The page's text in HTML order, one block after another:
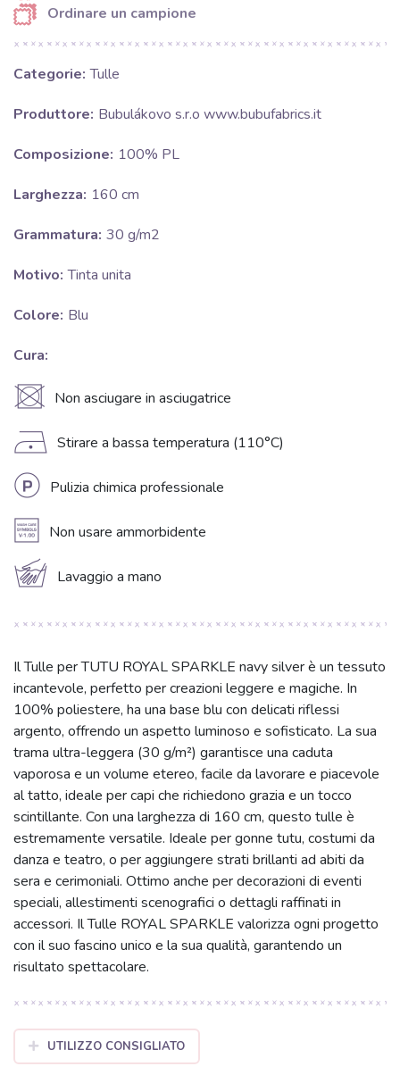
Ordinare un campione
Categorie: Tulle
Produttore: Bubulákovo s.r.o www.bubufabrics.it
Composizione: 100% PL
Larghezza: 160 cm
Grammatura: 30 g/m2
Motivo: Tinta unita
Colore: Blu
Cura:
U Non asciugare in asciugatrice
D Stirare a bassa temperatura (110°C)
L Pulizia chimica professionale
A Non usare ammorbidente
c Lavaggio a mano
Il Tulle per TUTU ROYAL SPARKLE navy silver è un tessuto
incantevole, perfetto per creazioni leggere e magiche. In
100% poliestere, ha una base blu con delicati riflessi
argento, offrendo un aspetto luminoso e sofisticato. La sua
trama ultra-leggera (30 g/m²) garantisce una caduta
vaporosa e un volume etereo, facile da lavorare e piacevole
al tatto, ideale per capi che richiedono grazia e un tocco
scintillante. Con una larghezza di 160 cm, questo tulle è
estremamente versatile. Ideale per gonne tutu, costumi da
danza e teatro, o per aggiungere strati brillanti ad abiti da
sera e cerimoniali. Ottimo anche per decorazioni di eventi
speciali, allestimenti scenografici o dettagli raffinati in
accessori. Il Tulle ROYAL SPARKLE valorizza ogni progetto
con il suo fascino unico e la sua qualità, garantendo un
risultato spettacolare.
UTILIZZO CONSIGLIATO